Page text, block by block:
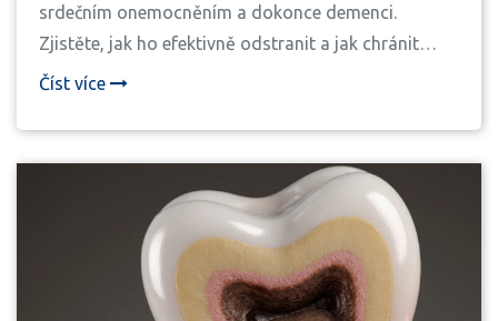
srdečním onemocněním a dokonce demenci.
Zjistěte, jak ho efektivně odstranit a jak chránit
celkové zdraví.
Číst více